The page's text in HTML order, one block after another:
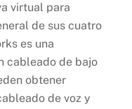
virtual para
de sus cuatro
es una
cableado de bajo
obtener
de voz y